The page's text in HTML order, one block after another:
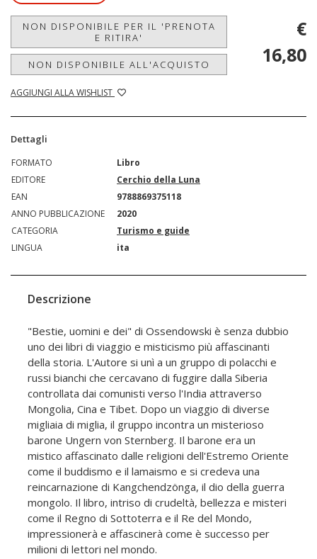
NON DISPONIBILE PER IL 'PRENOTA
E RITIRA'
NON DISPONIBILE ALL'ACQUISTO
AGGIUNGI ALLA WISHLIST
€
16,80
Dettagli
FORMATO
Libro
EDITORE
Cerchio della Luna
EAN
9788869375118
ANNO PUBBLICAZIONE
2020
CATEGORIA
Turismo e guide
LINGUA
ita
Descrizione
"Bestie, uomini e dei" di Ossendowski è senza dubbio
uno dei libri di viaggio e misticismo più affascinanti
della storia. L'Autore si unì a un gruppo di polacchi e
russi bianchi che cercavano di fuggire dalla Siberia
controllata dai comunisti verso l'India attraverso
Mongolia, Cina e Tibet. Dopo un viaggio di diverse
migliaia di miglia, il gruppo incontra un misterioso
barone Ungern von Sternberg. Il barone era un
mistico affascinato dalle religioni dell'Estremo Oriente
come il buddismo e il lamaismo e si credeva una
reincarnazione di Kangchendzönga, il dio della guerra
mongolo. Il libro, intriso di crudeltà, bellezza e misteri
come il Regno di Sottoterra e il Re del Mondo,
impressionerà e affascinerà come è successo per
milioni di lettori nel mondo.